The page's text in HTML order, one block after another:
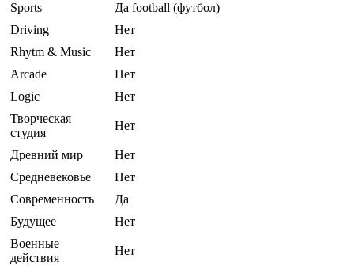
Sports
Да football (футбол)
Driving
Нет
Rhytm & Music
Нет
Arcade
Нет
Logic
Нет
Творческая
студия
Нет
Древний мир
Нет
Средневековье
Нет
Современность
Да
Будущее
Нет
Военные
действия
Нет